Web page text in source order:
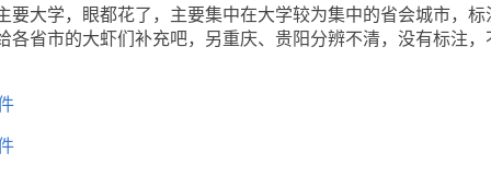
大学，眼都花了，主要集中在大学较为集中的省会城市，标
各省市的大虾们补充吧，另重庆、贵阳分辨不清，没有标注，